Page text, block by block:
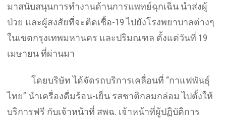
มาสนับสนุนการทำงานด้านการแพทย์ฉุกเฉิน นำส่งผู้
ป่วย และผู้สงสัยที่จะติดเชื้อ-19 ไปยังโรงพยาบาลต่างๆ
ในเขตกรุงเทพมหานคร และปริมณฑล ตั้งแต่วันที่ 19
เมษายน ที่ผ่านมา
โดยบริษัท ได้จัดรถบริการเคลื่อนที่ “กาแฟพันธุ์
ไทย” นำเครื่องดื่มร้อน-เย็น รสชาติกลมกล่อม ไปตั้งให้
บริการฟรี กับเจ้าหน้าที่ สพฉ. เจ้าหน้าที่ผู้ปฏิบัติการ